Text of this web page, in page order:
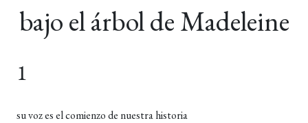
bajo el árbol de Madeleine
1
su voz es el comienzo de nuestra historia